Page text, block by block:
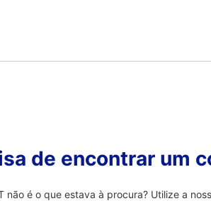
de encontrar um
não é o que estava à procura? Utilize a